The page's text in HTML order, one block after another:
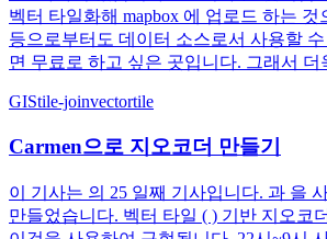
벡터 타일화해 mapbox 에 업로드 하는 것
등으로부터도 데이터 소스로서 사용할
면 무료로 하고 싶은 곳입니다. 그래서 더
GIStile-joinvectortile
Carmen으로 지오코더 만들기
이 기사는 의 25 일째 기사입니다. 과 을
만들었습니다. 벡터 타일 ( ) 기반 지오코